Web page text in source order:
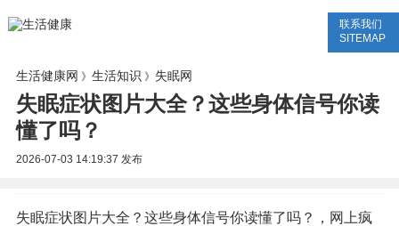
联系我们
SITEMAP
生活健康网 》 生活知识 》 失眠网
失眠症状图片大全？这些身体信号你读
懂了吗？
2026-07-03 14:19:37 发布
失眠症状图片大全？这些身体信号你读懂了吗？，网上疯